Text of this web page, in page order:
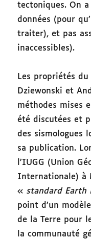
tectoniques. On
données (pour
traiter), et pas
inaccessibles).
Les propriétés
Dziewonski et
méthodes mises
été discutées et
des sismologues
sa publication.
l’IUGG (Union
Internationale) à
« standard Earth
point d’un
de la Terre pour
la communauté